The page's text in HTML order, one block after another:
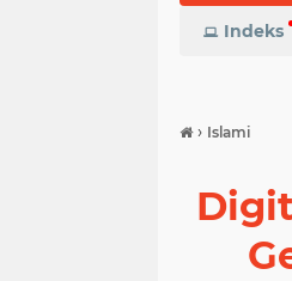
Indeks
› Islami